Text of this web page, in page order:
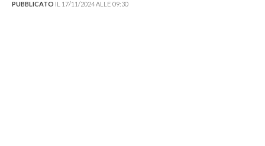
PUBBLICATO IL 17/11/2024 ALLE 09:30